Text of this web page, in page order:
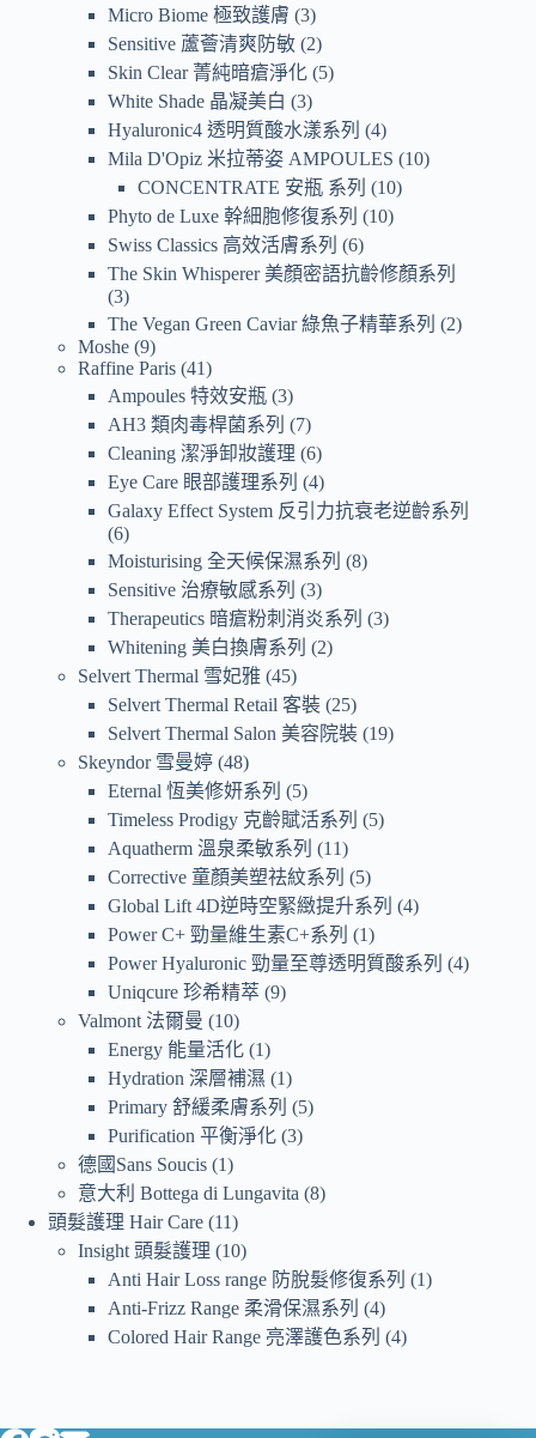
Micro Biome 極致護膚 3
Sensitive 蘆薈清爽防敏 2
Skin Clear 菁純暗瘡淨化 5
White Shade 晶凝美白
3
Hyaluronic4 透明質酸水漾系列
4
Mila D'Opiz 米拉蒂姿 AMPOULES
10
CONCENTRATE 安瓶 系列
10
Phyto de Luxe 幹細胞修復系列
10
Swiss Classics 高效活膚系列
6
The Skin Whisperer 美顏密語抗齡修顏系列
3
The Vegan Green Caviar 綠魚子精華系列
2
Moshe 9
Raffine Paris 41
Ampoules 特效安瓶 3
AH3 類肉毒桿菌系列
7
Cleaning 潔淨卸妝護理 6
Eye Care 眼部護理系列
4
Galaxy Effect System 反引力抗衰老逆齡系列
6
Moisturising 全天候保濕系列
8
Sensitive 治療敏感系列
3
Therapeutics 暗瘡粉刺消炎系列
3
Whitening 美白換膚系列
2
Selvert Thermal 雪妃雅 45
Selvert Thermal Retail 客裝 25
Selvert Thermal Salon 美容院裝 19
Skeyndor 雪曼婷 48
Eternal 恆美修妍系列
5
Timeless Prodigy 克齡賦活系列
5
Aquatherm 溫泉柔敏系列
11
Corrective 童顏美塑祛紋系列
5
Global Lift 4D逆時空緊緻提升系列
4
Power C+ 勁量維生素C+系列
1
Power Hyaluronic 勁量至尊透明質酸系列
4
Uniqcure 珍希精萃 9
Valmont 法爾曼
10
Energy 能量活化 1
Hydration 深層補濕
1
Primary 舒緩柔膚系列
5
Purification 平衡淨化 3
德國Sans Soucis 1
意大利 Bottega di Lungavita 8
頭髮護理 Hair Care 11
Insight 頭髮護理
10
Anti Hair Loss range 防脫髮修復系列
1
Anti-Frizz Range 柔滑保濕系列
4
Colored Hair Range 亮澤護色系列
4